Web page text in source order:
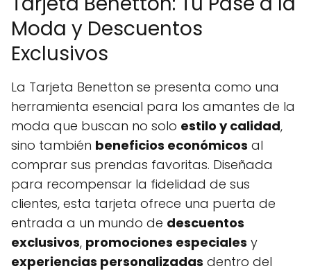
Moda y Descuentos
Exclusivos
La Tarjeta Benetton se presenta como una
herramienta esencial para los amantes de la
moda que buscan no solo estilo y calidad,
sino también beneficios económicos al
comprar sus prendas favoritas. Diseñada
para recompensar la fidelidad de sus
clientes, esta tarjeta ofrece una puerta de
entrada a un mundo de descuentos
exclusivos, promociones especiales y
experiencias personalizadas dentro del